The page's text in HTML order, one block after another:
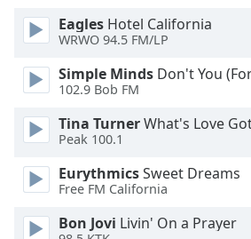
Color
Opacity
Background
Color
Eagles Hotel California
WRWO 94.5 FM/LP
Simple Minds Don't You
102.9 Bob FM
Tina TurnerWhat's Love
Peak 100.1
EurythmicsSweet Dreams
Free FM California
Bon Jovi Livin' On a Prayer